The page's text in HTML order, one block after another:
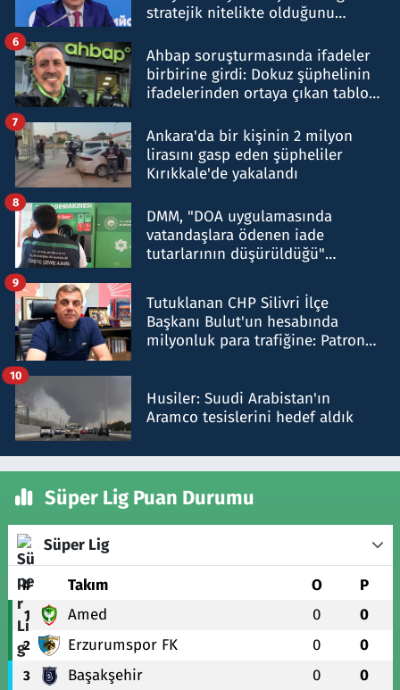
stratejik nitelikte olduğunu
Ahbap soruşturmasında ifadeler
birbirine girdi: Dokuz şüphelinin
ifadelerinden ortaya çıkan tablo
6
Ankara'da bir kişinin 2 milyon
lirasını gasp eden şüpheliler
Kırıkkale'de yakalandı
7
DMM, "DOA uygulamasında
vatandaşlara ödenen iade
tutarlarının düşürüldüğü"
8
Tutuklanan CHP Silivri İlçe
Başkanı Bulut'un hesabında
milyonluk para trafiğine: Patron
9
Husiler: Suudi Arabistan'ın
Aramco tesislerini hedef aldık
10
Süper Lig Puan Durumu
Süper Lig
# Takım O P
1 Amed 0 0
2 Erzurumspor FK 0 0
3 Başakşehir 0 0